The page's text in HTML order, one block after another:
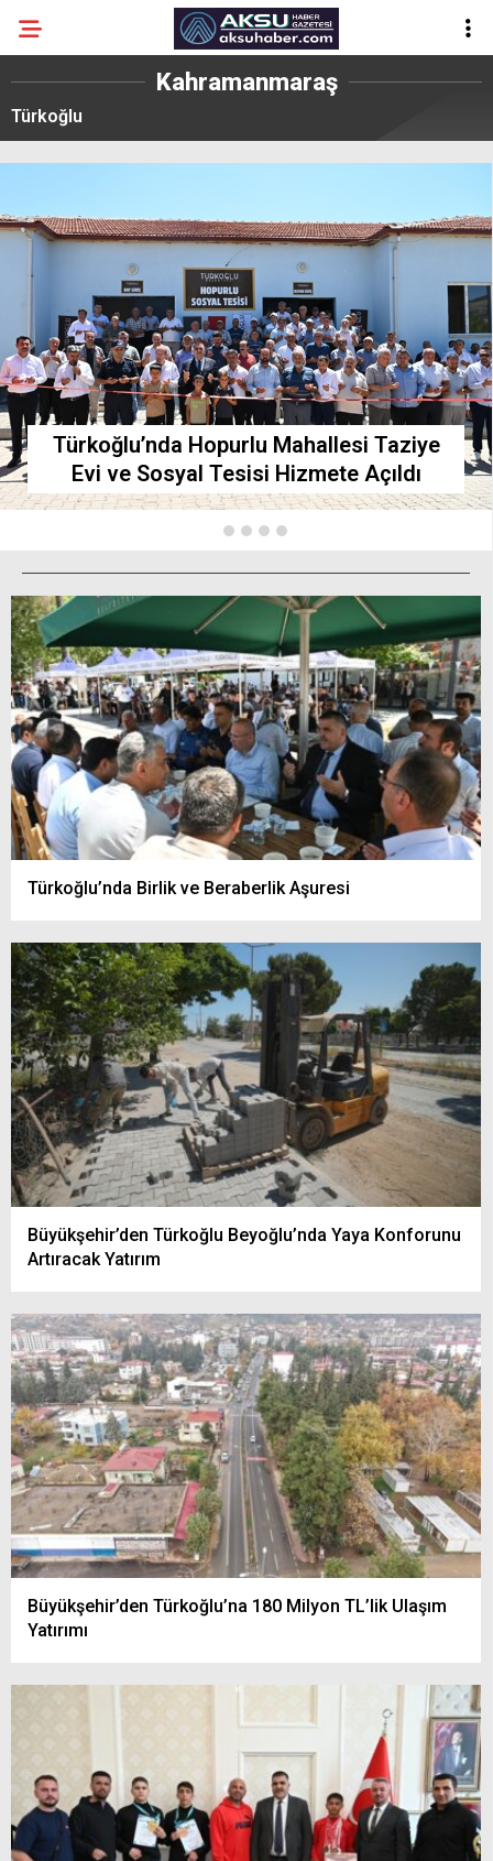
Kahramanmaraş
Türkoğlu
Türkoğlu’nda Hopurlu Mahallesi Taziye
Evi ve Sosyal Tesisi Hizmete Açıldı
Türkoğlu’nda Birlik ve Beraberlik Aşuresi
Büyükşehir’den Türkoğlu Beyoğlu’nda Yaya Konforunu
Artıracak Yatırım
Büyükşehir’den Türkoğlu’na 180 Milyon TL’lik Ulaşım
Yatırımı